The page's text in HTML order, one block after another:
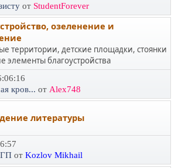
от StudentForever
озеленение и
территории, детские площадки, стоянки
элементы благоустройства
кров... от Alex748
литературы
ГП от Kozlov Mikhail